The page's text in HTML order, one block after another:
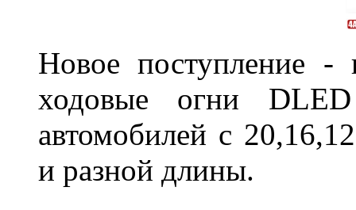
Новое поступление -
ходовые огни
автомобилей с
и разной длины.